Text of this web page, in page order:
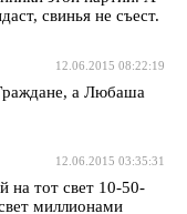
свинья не съест.
12.06.2015 08:22:19
а Любаша
12.06.2015 03:35:31
на тот свет 10-50-
миллионами